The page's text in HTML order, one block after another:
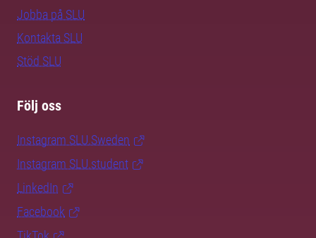
Jobba på SLU
Kontakta SLU
Stöd SLU
Följ oss
Instagram SLU.Sweden
Instagram SLU.student
LinkedIn
Facebook